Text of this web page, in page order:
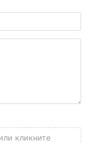
кликните